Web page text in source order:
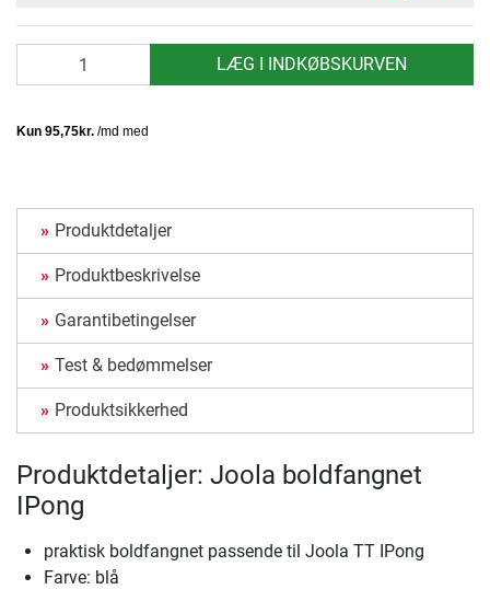
LÆG I INDKØBSKURVEN
Produktdetaljer
Produktbeskrivelse
Garantibetingelser
Test & bedømmelser
Produktsikkerhed
Produktdetaljer: Joola boldfangnet
IPong
praktisk boldfangnet passende til Joola TT IPong
Farve: blå